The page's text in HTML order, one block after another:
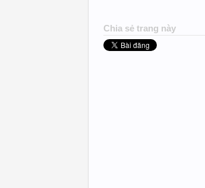
Chia sẻ trang này